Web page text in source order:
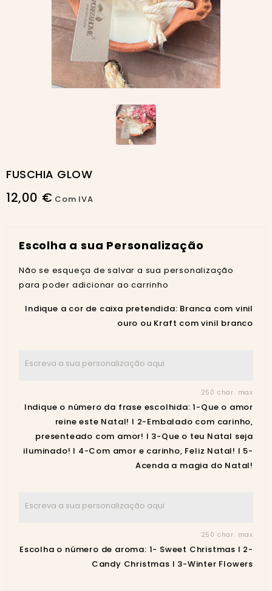
FUSCHIA GLOW
12,00 € Com IVA
Escolha a sua Personalização
Não se esqueça de salvar a sua personalização
para poder adicionar ao carrinho
Indique a cor de caixa pretendida: Branca com vinil
ouro ou Kraft com vinil branco
250 char. max
Indique o número da frase escolhida: 1-Que o amor
reine este Natal! I 2-Embalado com carinho,
presenteado com amor! I 3-Que o teu Natal seja
iluminado! I 4-Com amor e carinho, Feliz Natal! I 5-
Acenda a magia do Natal!
250 char. max
Escolha o número de aroma: 1- Sweet Christmas I 2-
Candy Christmas I 3-Winter Flowers